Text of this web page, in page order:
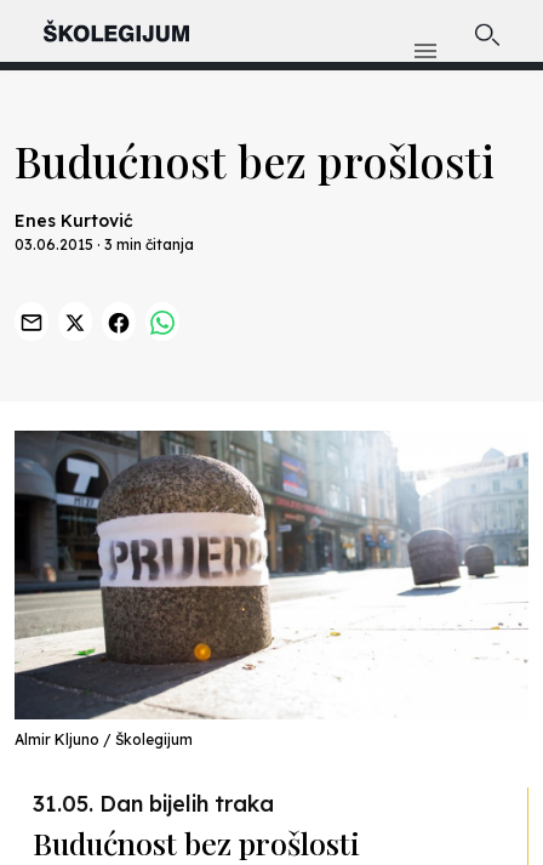
Budućnost bez prošlosti
Enes Kurtović
03.06.2015 · 3 min čitanja
Almir Kljuno / Školegijum
31.05. Dan bijelih traka
Budućnost bez prošlosti